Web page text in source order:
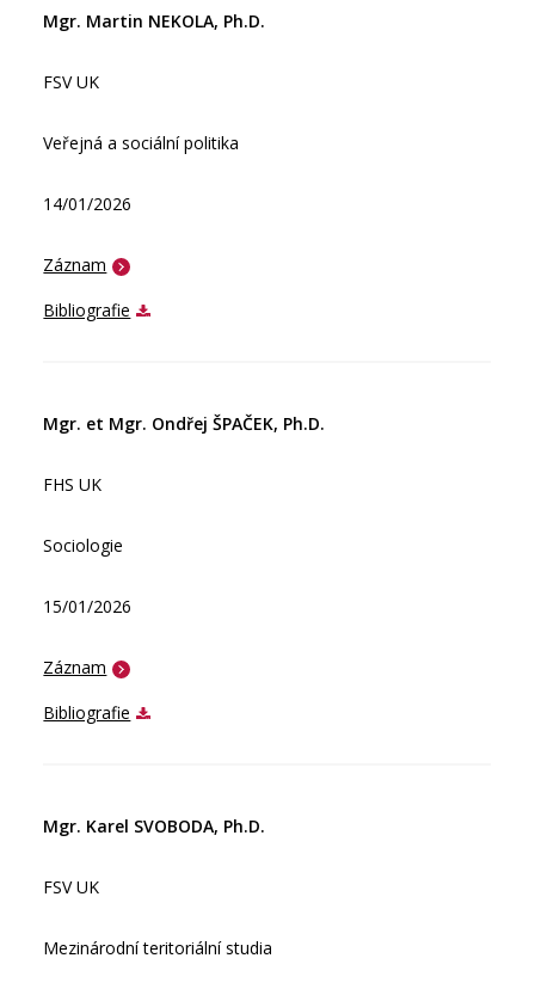
Mgr. Martin NEKOLA, Ph.D.
FSV UK
Veřejná a sociální politika
14/01/2026
Záznam
Bibliografie
Mgr. et Mgr. Ondřej ŠPAČEK, Ph.D.
FHS UK
Sociologie
15/01/2026
Záznam
Bibliografie
Mgr. Karel SVOBODA, Ph.D.
FSV UK
Mezinárodní teritoriální studia